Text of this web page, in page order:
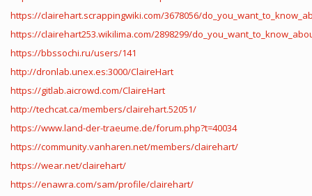
https://clairehart.scrappingwiki.com/3678056/
https://clairehart253.wikilima.com/2898299/
https://bbssochi.ru/users/141
http://dronlab.unex.es:3000/ClaireHart
https://gitlab.aicrowd.com/ClaireHart
http://techcat.ca/members/clairehart.52051/
https://www.land-der-traeume.de/forum.php?t=40034
https://community.vanharen.net/members/clairehart/
https://wear.net/clairehart/
https://enawra.com/sam/profile/clairehart/